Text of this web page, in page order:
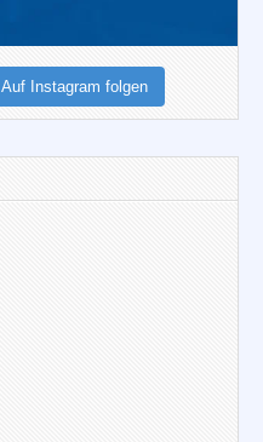
Auf Instagram folgen